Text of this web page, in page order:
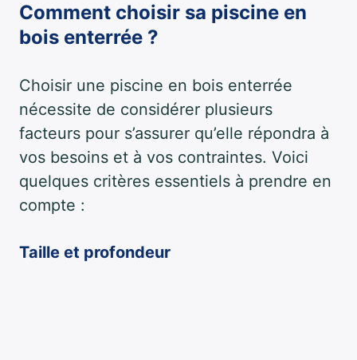
Comment choisir sa piscine en
bois enterrée ?
Choisir une piscine en bois enterrée
nécessite de considérer plusieurs
facteurs pour s’assurer qu’elle répondra à
vos besoins et à vos contraintes. Voici
quelques critères essentiels à prendre en
compte :
Taille et profondeur